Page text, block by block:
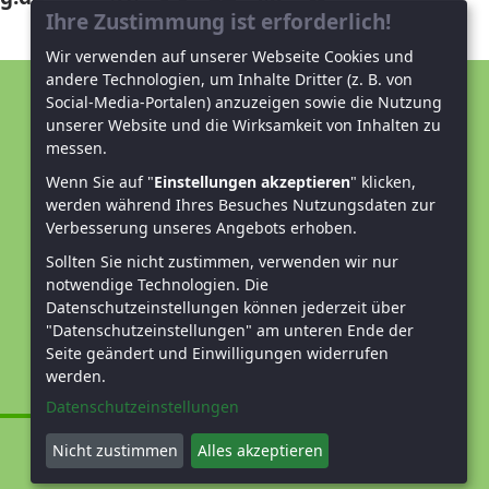
Unterstützen Sie uns!
Spenden und helfen
Ihre Zustimmung ist erforderlich!
Wir verwenden auf unserer Webseite Cookies und
andere Technologien, um Inhalte Dritter (z. B. von
Social-Media-Portalen) anzuzeigen sowie die Nutzung
unserer Website und die Wirksamkeit von Inhalten zu
messen.
Wenn Sie auf "Einstellungen akzeptieren" klicken,
werden während Ihres Besuches Nutzungsdaten zur
Verbesserung unseres Angebots erhoben.
Sollten Sie nicht zustimmen, verwenden wir nur
notwendige Technologien. Die
Datenschutzeinstellungen können jederzeit über
"Datenschutzeinstellungen" am unteren Ende der
Seite geändert und Einwilligungen widerrufen
werden.
Datenschutzeinstellungen
Nicht zustimmen Alles akzeptieren